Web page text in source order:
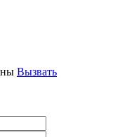
Вызвать